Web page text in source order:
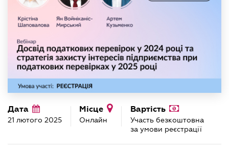
Дата
21 лютого 2025
Місце
Онлайн
Вартість
Участь безкоштовна
за умови реєстрації